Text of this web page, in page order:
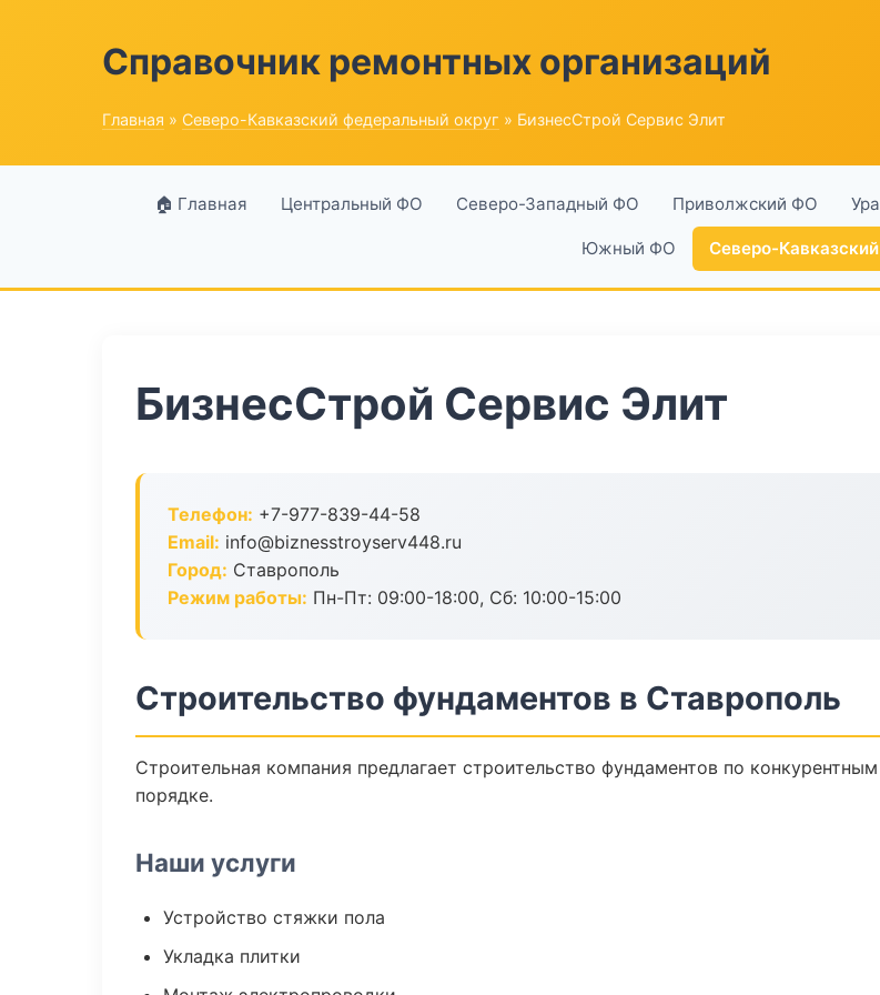
Справочник ремонтных организаций
Главная » Северо-Кавказский федеральный округ » БизнесСтрой Сервис Элит
🏠 Главная Центральный ФО Северо-Западный ФО Приволжский ФО
Южный ФО Северо-
БизнесСтрой Сервис Элит
Телефон: +7-977-839-44-58
Email: info@biznesstroyserv448.ru
Город: Ставрополь
Режим работы: Пн-Пт: 09:00-18:00, Сб: 10:00-15:00
Строительство фундаментов в Ставрополь
Строительная компания предлагает строительство фундаментов по
порядке.
Наши услуги
Устройство стяжки пола
Укладка плитки